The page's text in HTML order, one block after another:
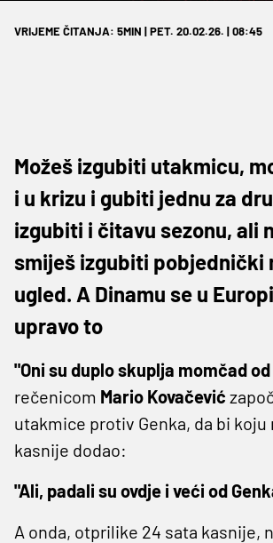
VRIJEME ČITANJA: 5MIN | PET. 20.02.26. | 08:45
Možeš izgubiti utakmicu,
i u krizu i gubiti jednu za
izgubiti i čitavu sezonu, ali
smiješ izgubiti pobjednički
ugled. A Dinamu se u
upravo to
"Oni su duplo skuplja momčad
rečenicom Mario Kovačević
utakmice protiv Genka, da bi
kasnije dodao:
"Ali, padali su ovdje i veći od
A onda, otprilike 24 sata kasnije,